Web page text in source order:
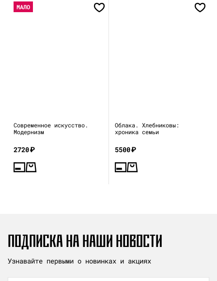
МАЛО
Современное искусство.
Модернизм
2720₽
Облака. Хлебниковы:
хроника семьи
5500₽
ПОДПИСКА НА НАШИ НОВОСТИ
Узнавайте первыми о новинках и акциях